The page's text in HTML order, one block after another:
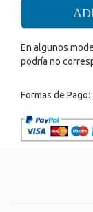
En algunos
podría no
Formas de Pago: